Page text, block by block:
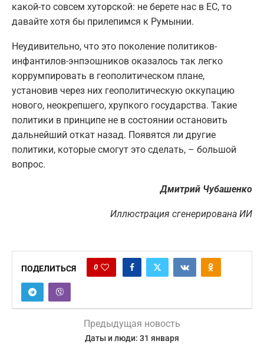
какой-то совсем хуторской: не берете нас в ЕС, то
давайте хотя бы прилепимся к Румынии.
Неудивительно, что это поколение политиков-
инфантилов-энпэошников оказалось так легко
коррумпировать в геополитическом плане,
установив через них геополитическую оккупацию
нового, неокрепшего, хрупкого государства. Такие
политики в принципе не в состоянии остановить
дальнейший откат назад. Появятся ли другие
политики, которые смогут это сделать, – большой
вопрос.
Дмитрий Чубашенко
Иллюстрация сгенерирована ИИ
ПОДЕЛИТЬСЯ 0
Предыдущая новость
Даты и люди: 31 января